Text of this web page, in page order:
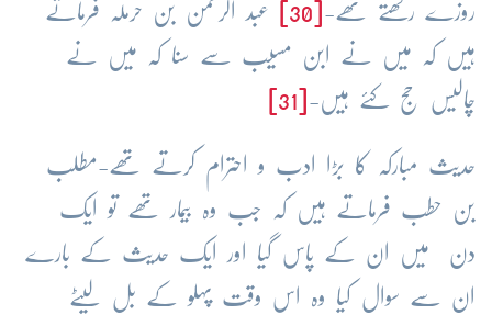
روزے رکھتے تھے- عبد الرحمٰن بن حرملہ فرماتے
ہیں کہ میں نے ابن مسیب سے سنا کہ میں نے
چالیس حج کئے ہیں-
حدیث مبارکہ کا بڑا ادب و احترام کرتے تھے-مطلب
بن حطب فرماتے ہیں کہ جب وہ بیمار تھے تو ایک
دن میں ان کے پاس گیا اور ایک حدیث کے بارے
ان سے سوال کیا وہ اس وقت پہلو کے بل لیٹے